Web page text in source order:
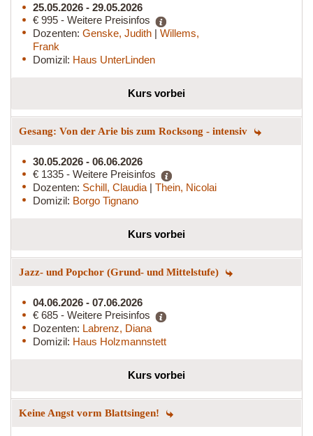
25.05.2026 - 29.05.2026
€ 995 - Weitere Preisinfos
Dozenten: Genske, Judith | Willems,
Frank
Domizil: Haus UnterLinden
Kurs vorbei
Gesang: Von der Arie bis zum Rocksong - intensiv
30.05.2026 - 06.06.2026
€ 1335 - Weitere Preisinfos
Dozenten: Schill, Claudia | Thein, Nicolai
Domizil: Borgo Tignano
Kurs vorbei
Jazz- und Popchor (Grund- und Mittelstufe)
04.06.2026 - 07.06.2026
€ 685 - Weitere Preisinfos
Dozenten: Labrenz, Diana
Domizil: Haus Holzmannstett
Kurs vorbei
Keine Angst vorm Blattsingen!